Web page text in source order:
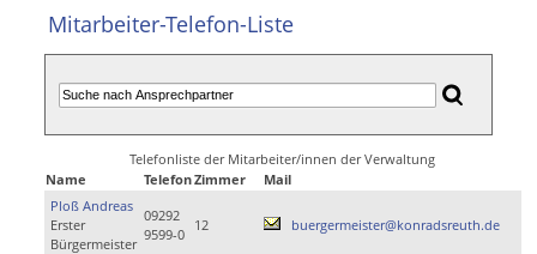
Mitarbeiter-Telefon-Liste
Telefonliste der Mitarbeiter/innen der Verwaltung
Name
TelefonZimmer
Mail
Ploß Andreas
Erster
Bürgermeister
09292
9599-0
12 buergermeister@konradsreuth.de